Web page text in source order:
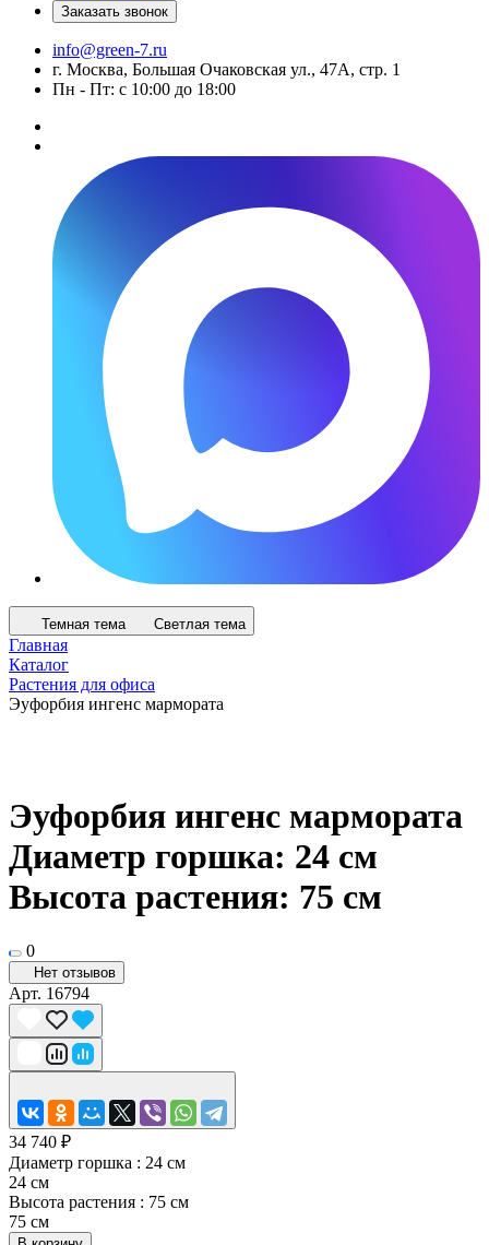
Заказать звонок
info@green-7.ru
г. Москва, Большая Очаковская ул., 47А, стр. 1
Пн - Пт: с 10:00 до 18:00
Темная тема Светлая тема
Главная
Каталог
Растения для офиса
Эуфорбия ингенс мармората
Эуфорбия ингенс мармората
Диаметр горшка: 24 см
Высота растения: 75 см
0
Нет отзывов
Арт. 16794
34 740 ₽
Диаметр горшка : 24 см
24 см
Высота растения : 75 см
75 см